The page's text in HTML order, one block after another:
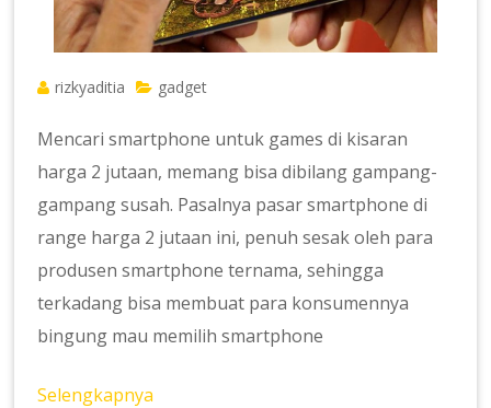
rizkyaditia gadget
Mencari smartphone untuk games di kisaran
harga 2 jutaan, memang bisa dibilang gampang-
gampang susah. Pasalnya pasar smartphone di
range harga 2 jutaan ini, penuh sesak oleh para
produsen smartphone ternama, sehingga
terkadang bisa membuat para konsumennya
bingung mau memilih smartphone
Selengkapnya